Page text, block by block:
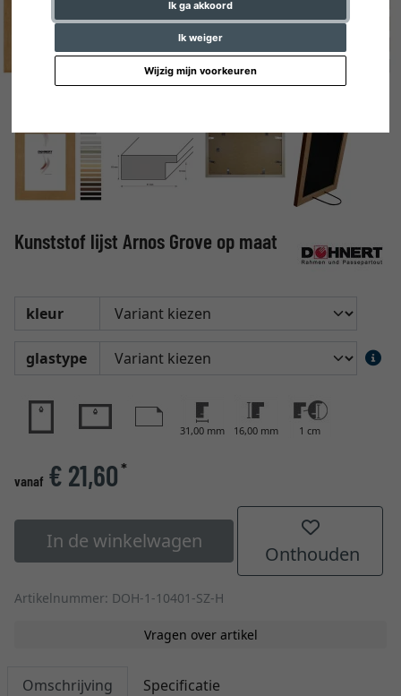
Ik ga akkoord
Ik weiger
Wijzig mijn voorkeuren
Kunststof lijst Arnos Grove op maat
kleur
glastype
31,00 mm 16,00 mm 1 cm
vanaf € 21,60*
In de winkelwagen
Onthouden
Artikelnummer: DOH-1-10401-SZ-H
Vragen over artikel
Omschrijving Specificatie